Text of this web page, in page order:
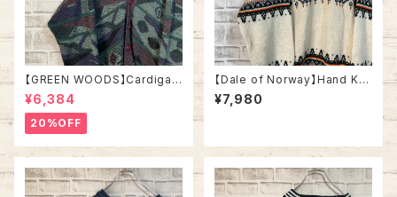
【GREEN WOODS】Cardigan
L相当 Made in BRITAIN “EU
RO LINE” カーディガン 総柄 ウ
ール混合 イギリス製 ユーロライ
ン ヨーロッパ 古着
¥6,384
20%OFF
【Dale of Norway】Hand Kni
t L相当 Made in NORWAY “E
URO LINE” デザインニット 総
製 ユーロライン ヨーロッパ 古
着
¥7,980